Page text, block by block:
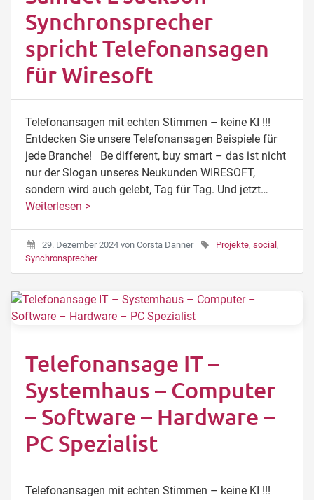
Synchronsprecher
spricht Telefonansagen
für Wiresoft
Telefonansagen mit echten Stimmen – keine KI !!!
Entdecken Sie unsere Telefonansagen Beispiele für
jede Branche! Be different, buy smart – das ist nicht
nur der Slogan unseres Neukunden WIRESOFT,
sondern wird auch gelebt, Tag für Tag. Und jetzt…
Weiterlesen >
29. Dezember 2024 von Corsta Danner Projekte, social ,
Synchronsprecher
Telefonansage IT –
Systemhaus – Computer
– Software – Hardware –
PC Spezialist
Telefonansagen mit echten Stimmen – keine KI !!!